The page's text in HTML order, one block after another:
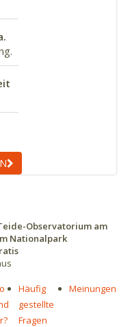
Observatorium am
Nationalpark
Häufig
gestellte
Fragen
Meinungen